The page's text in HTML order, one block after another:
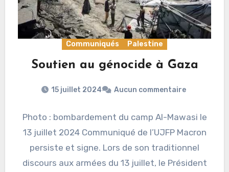
Communiqués Palestine
Soutien au génocide à Gaza
15 juillet 2024 Aucun commentaire
Photo : bombardement du camp Al-Mawasi le
13 juillet 2024 Communiqué de l’UJFP Macron
persiste et signe. Lors de son traditionnel
discours aux armées du 13 juillet, le Président